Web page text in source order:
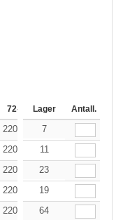
72-143 144-287
Lager Antall.
220.10
7
220.10 209.06
11
220.10 209.06
23
220.10 209.06
19
220.10 209.06
64